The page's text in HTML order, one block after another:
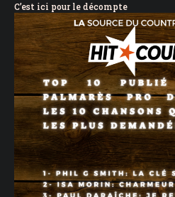
C’est ici pour le décompte